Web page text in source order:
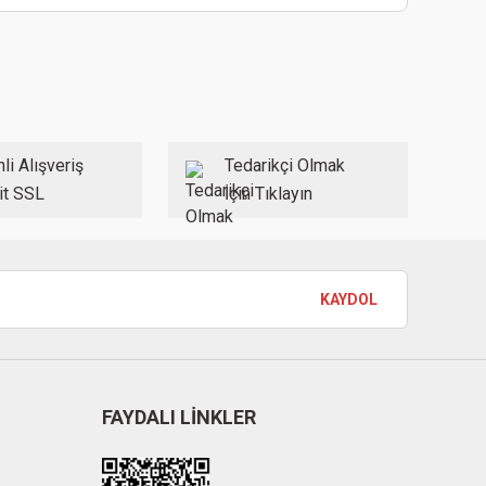
Alışveriş
SSL
Tedarikçi Olmak
İçin Tıklayın
KAYDOL
FAYDALI LİNKLER